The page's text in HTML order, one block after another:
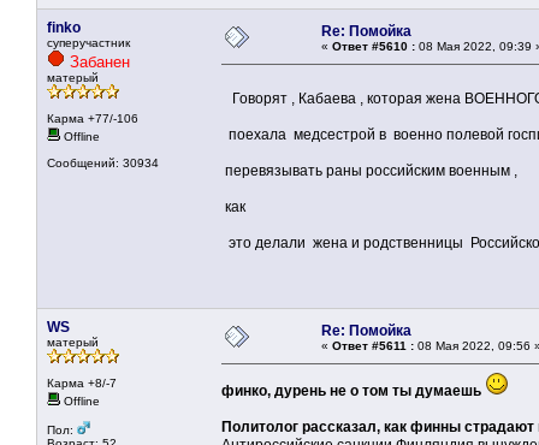
finko
суперучастник
Забанен
матерый
Карма +77/-106
Offline
Сообщений: 30934
Re: Помойка
« Ответ #5610 : 08 Мая 2022, 09:39
Говорят , Кабаева , которая жена
поехала медсестрой в военно полевой
перевязывать раны российским военным ,
как
это делали жена и родственницы
WS
матерый
Карма +8/-7
Offline
Пол:
Re: Помойка
« Ответ #5611 : 08 Мая 2022, 09:56
финко, дурень не о том ты думаешь
Политолог рассказал, как финны страдают